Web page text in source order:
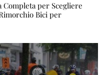
Completa per Scegliere
Bici per